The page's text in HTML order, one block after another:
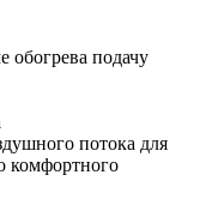
подачу
потока для
комфортного